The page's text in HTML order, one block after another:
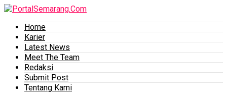
Home
Karier
Latest News
Meet The Team
Redaksi
Submit Post
Tentang Kami